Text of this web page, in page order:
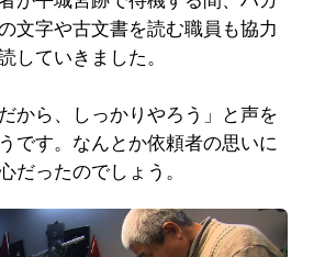
文字や古文書を読む職員も協力
していきました。
から、しっかりやろう」と声を
です。なんとか依頼者の思いに
だったのでしょう。